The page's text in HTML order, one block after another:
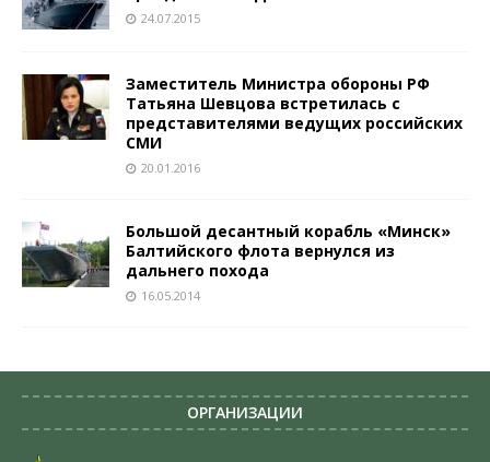
24.07.2015
Заместитель Министра обороны РФ
Татьяна Шевцова встретилась с
представителями ведущих российских
СМИ
20.01.2016
Большой десантный корабль «Минск»
Балтийского флота вернулся из
дальнего похода
16.05.2014
ОРГАНИЗАЦИИ